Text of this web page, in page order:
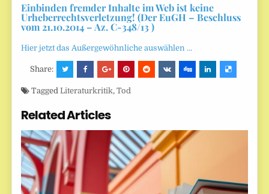
Einbinden fremder Inhalte im Web ist keine
Urheberrechtsverletzung! (Der EuGH – Beschluss
vom 21.10.2014 – Az. C-348/13 )
Hier jetzt das Außergewöhnliche auswählen …
Share:
TaggedLiteraturkritik,Tod
Related Articles